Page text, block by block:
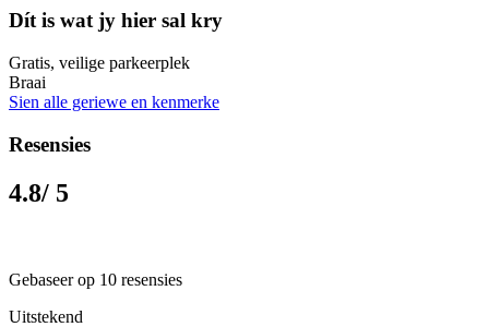
Dít is wat jy hier sal kry
Gratis, veilige parkeerplek
Braai
Sien alle geriewe en kenmerke
Resensies
4.8/ 5
Gebaseer op 10 resensies
Uitstekend